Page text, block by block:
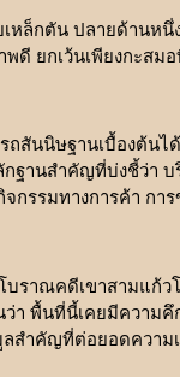
ล็กตัน ปลายด้านห
ดี ยกเว้นเพียงกะสม
สันนิษฐานเบื้องต้น
ฐานสำคัญที่บ่งชี้ว่า
รรมทางการค้า กา
าณคดีเขาสามแก้
พื้นที่นี้เคยมีความ
สำคัญที่ต่อยอดความ